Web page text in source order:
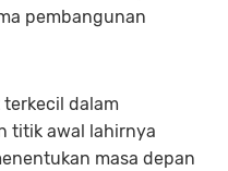
pembangunan
dalam
titik awal lahirnya
masa depan